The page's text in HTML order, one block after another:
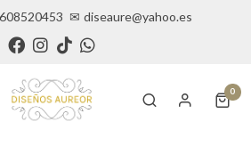
608520453 ✉ diseaure@yahoo.es
0